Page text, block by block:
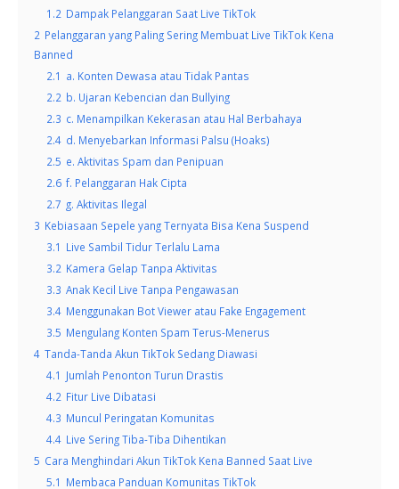
1.2 Dampak Pelanggaran Saat Live TikTok
2 Pelanggaran yang Paling Sering Membuat Live TikTok Kena
Banned
2.1 a. Konten Dewasa atau Tidak Pantas
2.2 b. Ujaran Kebencian dan Bullying
2.3 c. Menampilkan Kekerasan atau Hal Berbahaya
2.4 d. Menyebarkan Informasi Palsu (Hoaks)
2.5 e. Aktivitas Spam dan Penipuan
2.6 f. Pelanggaran Hak Cipta
2.7 g. Aktivitas Ilegal
3 Kebiasaan Sepele yang Ternyata Bisa Kena Suspend
3.1 Live Sambil Tidur Terlalu Lama
3.2 Kamera Gelap Tanpa Aktivitas
3.3 Anak Kecil Live Tanpa Pengawasan
3.4 Menggunakan Bot Viewer atau Fake Engagement
3.5 Mengulang Konten Spam Terus-Menerus
4 Tanda-Tanda Akun TikTok Sedang Diawasi
4.1 Jumlah Penonton Turun Drastis
4.2 Fitur Live Dibatasi
4.3 Muncul Peringatan Komunitas
4.4 Live Sering Tiba-Tiba Dihentikan
5 Cara Menghindari Akun TikTok Kena Banned Saat Live
5.1 Membaca Panduan Komunitas TikTok